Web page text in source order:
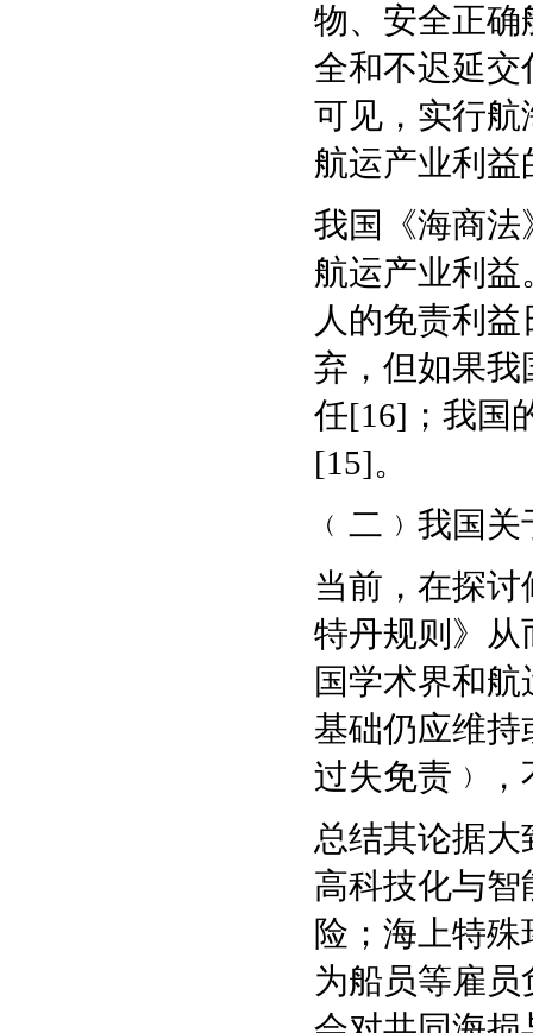
物、安全正确
全和不迟延交
可见，实行航
航运产业利
我国《海商法
航运产业利
人的免责利
弃，但如果我
任[16]；我国
[15]。
﹙二﹚我国
当前，在探
特丹规则》从
国学术界和
基础仍应维
过失免责﹚，
总结其论据
高科技化与
险；海上特
为船员等雇